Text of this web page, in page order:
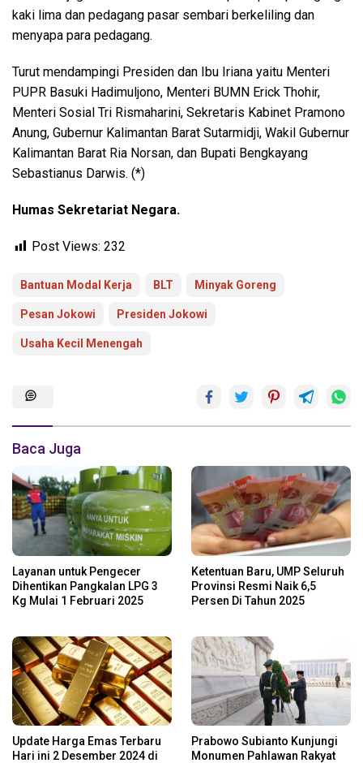
kaki lima dan pedagang pasar sembari berkeliling dan
menyapa para pedagang.
Turut mendampingi Presiden dan Ibu Iriana yaitu Menteri
PUPR Basuki Hadimuljono, Menteri BUMN Erick Thohir,
Menteri Sosial Tri Rismaharini, Sekretaris Kabinet Pramono
Anung, Gubernur Kalimantan Barat Sutarmidji, Wakil Gubernur
Kalimantan Barat Ria Norsan, dan Bupati Bengkayang
Sebastianus Darwis. (*)
Humas Sekretariat Negara.
Post Views: 232
Bantuan Modal Kerja BLT Minyak Goreng
Pesan Jokowi Presiden Jokowi
Usaha Kecil Menengah
Baca Juga
Layanan untuk Pengecer
Dihentikan Pangkalan LPG 3
Kg Mulai 1 Februari 2025
Ketentuan Baru, UMP Seluruh
Provinsi Resmi Naik 6,5
Persen Di Tahun 2025
Update Harga Emas Terbaru
Hari ini 2 Desember 2024 di
Prabowo Subianto Kunjungi
Monumen Pahlawan Rakyat